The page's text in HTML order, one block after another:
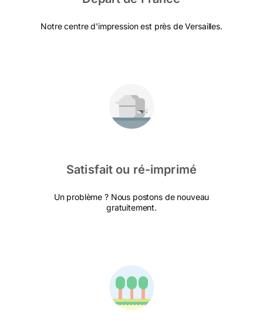
Notre centre d'impression est près de Versailles.
Satisfait ou ré-imprimé
Un problème ? Nous postons de nouveau
gratuitement.